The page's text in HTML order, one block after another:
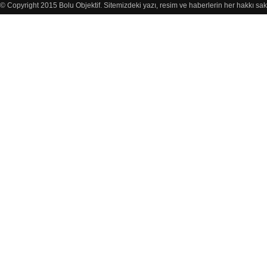
© Copyright 2015 Bolu Objektif. Sitemizdeki yazı, resim ve haberlerin her hakkı